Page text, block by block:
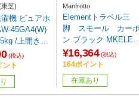
芝)
ュアホ
45GA4(W)
/上開き /
風機能)］
(税込)
ント
Manfrotto
Elementトラベル三
脚 スモール カー
ン ブラック MKELES5
CF-BH ［5段 /自由雲
台］
¥16,364 (税込)
164ポイント
在庫あり